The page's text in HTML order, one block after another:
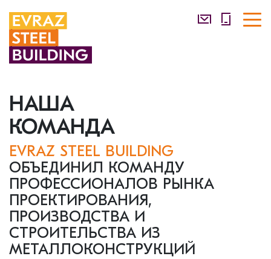
НАША
КОМАНДА
EVRAZ STEEL BUILDING
ОБЪЕДИНИЛ КОМАНДУ
ПРОФЕССИОНАЛОВ РЫНКА
ПРОЕКТИРОВАНИЯ,
ПРОИЗВОДСТВА И
СТРОИТЕЛЬСТВА ИЗ
МЕТАЛЛОКОНСТРУКЦИЙ